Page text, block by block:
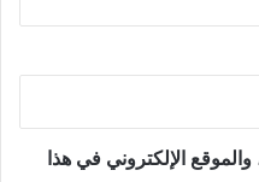
الإلكتروني في هذا